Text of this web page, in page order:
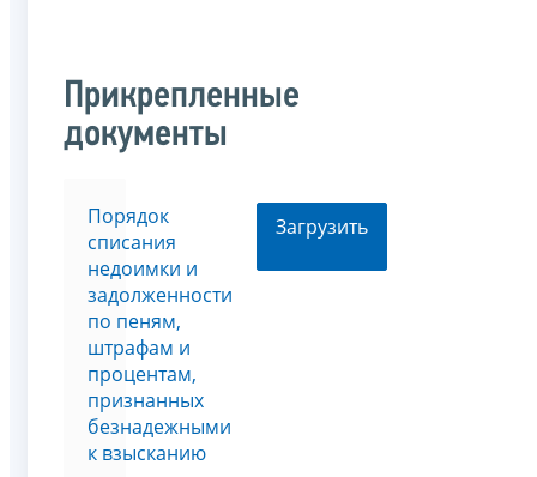
Прикрепленные
документы
Порядок
списания
недоимки и
задолженности
по пеням,
штрафам и
процентам,
признанных
безнадежными
к взысканию
Загрузить